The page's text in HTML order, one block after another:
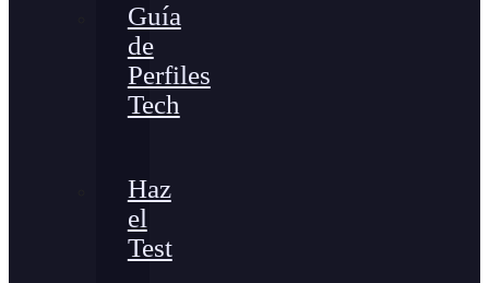
Guía
de
Perfiles
Tech
Haz
el
Test